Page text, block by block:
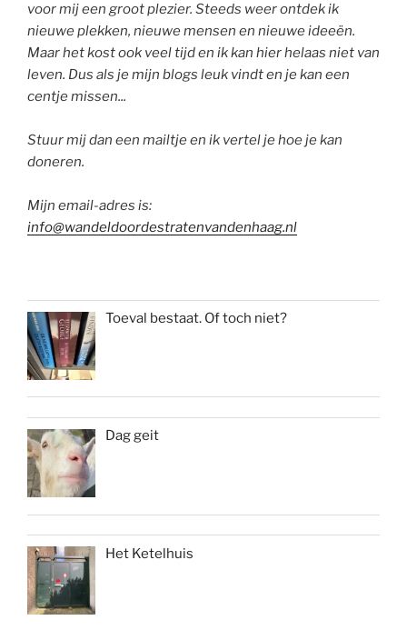
voor mij een groot plezier. Steeds weer ontdek ik
nieuwe plekken, nieuwe mensen en nieuwe ideeën.
Maar het kost ook veel tijd en ik kan hier helaas niet van
leven. Dus als je mijn blogs leuk vindt en je kan een
centje missen...
Stuur mij dan een mailtje en ik vertel je hoe je kan
doneren.
Mijn email-adres is:
info@wandeldoordestratenvandenhaag.nl
Toeval bestaat. Of toch niet?
Dag geit
Het Ketelhuis